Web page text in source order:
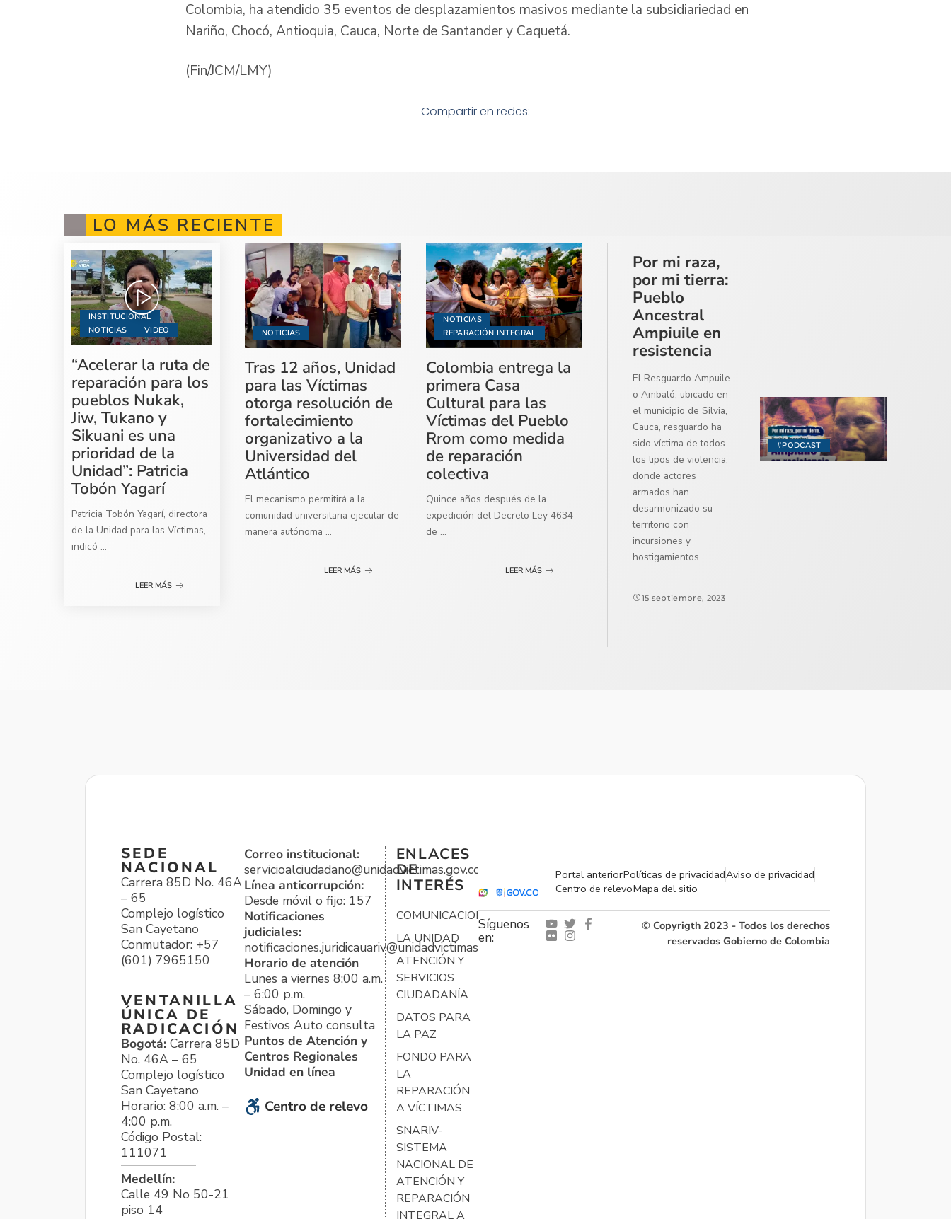
Colombia, ha atendido 35 eventos de desplazamientos masivos mediante la subsidiariedad en
Nariño, Chocó, Antioquia, Cauca, Norte de Santander y Caquetá.
(Fin/JCM/LMY)
Compartir en redes:
LO MÁS RECIENTE
INSTITUCIONAL
NOTICIAS
VIDEO
“Acelerar la ruta de
reparación para los
pueblos Nukak,
Jiw, Tukano y
Sikuani es una
prioridad de la
Unidad”: Patricia
Tobón Yagarí
Patricia Tobón Yagarí, directora
de la Unidad para las Víctimas,
indicó ...
LEER MÁS
NOTICIAS
Tras 12 años, Unidad
para las Víctimas
otorga resolución de
fortalecimiento
organizativo a la
Universidad del
Atlántico
El mecanismo permitirá a la
comunidad universitaria ejecutar de
manera autónoma ...
LEER MÁS
NOTICIAS
REPARACIÓN INTEGRAL
Colombia entrega la
primera Casa
Cultural para las
Víctimas del Pueblo
Rrom como medida
de reparación
colectiva
Quince años después de la
expedición del Decreto Ley 4634
de ...
LEER MÁS
#PODCAST
Por mi raza,
por mi tierra:
Pueblo
Ancestral
Ampiuile en
resistencia
El Resguardo Ampuile
o Ambaló, ubicado en
el municipio de Silvia,
Cauca, resguardo ha
sido víctima de todos
los tipos de violencia,
donde actores
armados han
desarmonizado su
territorio con
incursiones y
hostigamientos.
15 septiembre, 2023
SEDE
NACIONAL
Carrera 85D No. 46A
– 65
Complejo logístico
San Cayetano
Conmutador: +57
(601) 7965150
VENTANILLA
ÚNICA DE
RADICACIÓN
Bogotá: Carrera 85D
No. 46A – 65
Complejo logístico
San Cayetano
Horario: 8:00 a.m. –
4:00 p.m.
Código Postal:
111071
Medellín:
Calle 49 No 50-21
piso 14
Correo institucional:
servicioalciudadano@unidadvictimas.gov.co
Línea anticorrupción:
Desde móvil o fijo: 157
Notificaciones
judiciales:
notificaciones.juridicauariv@unidadvictimas.gov.co
Horario de atención
Lunes a viernes 8:00 a.m.
– 6:00 p.m.
Sábado, Domingo y
Festivos Auto consulta
Puntos de Atención y
Centros Regionales
Unidad en línea
Centro de relevo
ENLACES
DE
INTERÉS
COMUNICACIONES
LA UNIDAD
ATENCIÓN Y
SERVICIOS
CIUDADANÍA
DATOS PARA
LA PAZ
FONDO PARA
LA
REPARACIÓN
A VÍCTIMAS
SNARIV-
SISTEMA
NACIONAL DE
ATENCIÓN Y
REPARACIÓN
INTEGRAL A
Portal anteriorPolíticas de privacidadAviso de privacidad
Centro de relevoMapa del sitio
Síguenos
en:
© Copyrigth 2023 - Todos los derechos
reservados Gobierno de Colombia